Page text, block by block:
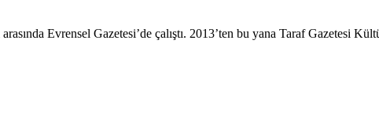
Evrensel Gazetesi’de çalıştı. 2013’ten bu yana Taraf Gazetesi